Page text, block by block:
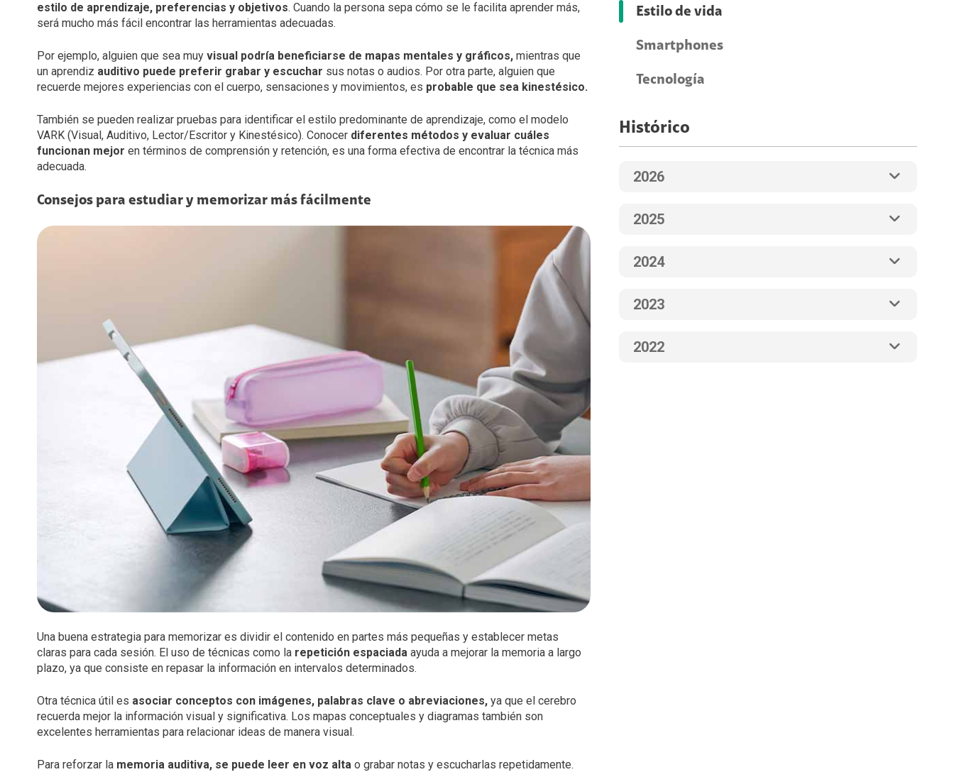
estilo de aprendizaje, preferencias y objetivos. Cuando la persona sepa cómo se le facilita aprender más,
será mucho más fácil encontrar las herramientas adecuadas.
Por ejemplo, alguien que sea muy visual podría beneficiarse de mapas mentales y gráficos, mientras que
un aprendiz auditivo puede preferir grabar y escuchar sus notas o audios. Por otra parte, alguien que
recuerde mejores experiencias con el cuerpo, sensaciones y movimientos, es probable que sea kinestésico.
También se pueden realizar pruebas para identificar el estilo predominante de aprendizaje, como el modelo
VARK (Visual, Auditivo, Lector/Escritor y Kinestésico). Conocer diferentes métodos y evaluar cuáles
funcionan mejor en términos de comprensión y retención, es una forma efectiva de encontrar la técnica más
adecuada.
Consejos para estudiar y memorizar más fácilmente
Una buena estrategia para memorizar es dividir el contenido en partes más pequeñas y establecer metas
claras para cada sesión. El uso de técnicas como la repetición espaciada ayuda a mejorar la memoria a largo
plazo, ya que consiste en repasar la información en intervalos determinados.
Otra técnica útil es asociar conceptos con imágenes, palabras clave o abreviaciones, ya que el cerebro
recuerda mejor la información visual y significativa. Los mapas conceptuales y diagramas también son
excelentes herramientas para relacionar ideas de manera visual.
Para reforzar la memoria auditiva, se puede leer en voz alta o grabar notas y escucharlas repetidamente.
Estilo de vida
Smartphones
Tecnología
Histórico
2026
2025
2024
2023
2022